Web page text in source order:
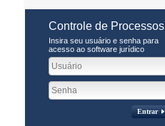
Controle de Processos
Insira seu usuário e senha para
acesso ao software jurídico
Entrar